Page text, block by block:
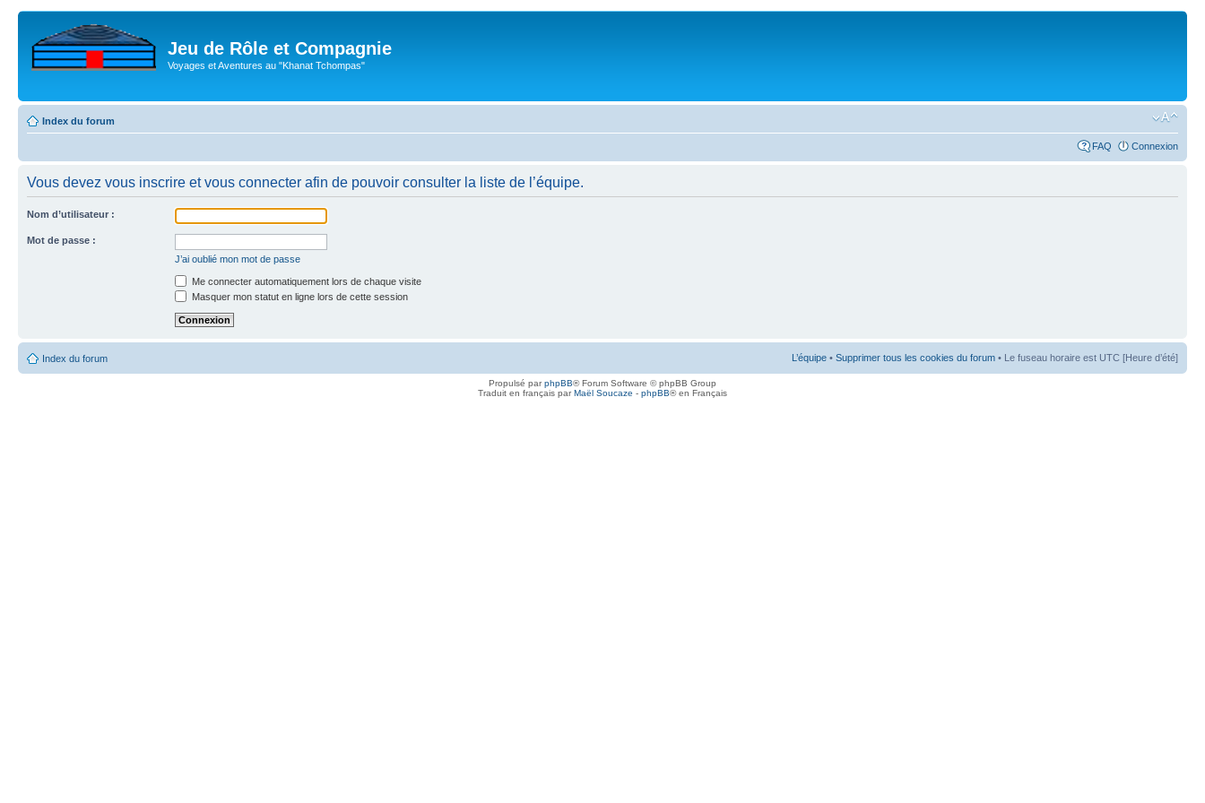
Jeu de Rôle et Compagnie
Voyages et Aventures au "Khanat Tchompas"
Index du forum
FAQ Connexion
Vous devez vous inscrire et vous connecter afin de pouvoir consulter la liste de l’équipe.
Nom d’utilisateur :
Mot de passe :
J’ai oublié mon mot de passe
Me connecter automatiquement lors de chaque visite
Masquer mon statut en ligne lors de cette session
Index du forum L’équipe • Supprimer tous les cookies du forum • Le fuseau horaire est UTC [Heure d’été]
Propulsé parphpBB® Forum Software © phpBB Group
Traduit en français parMaël Soucaze - phpBB® en Français